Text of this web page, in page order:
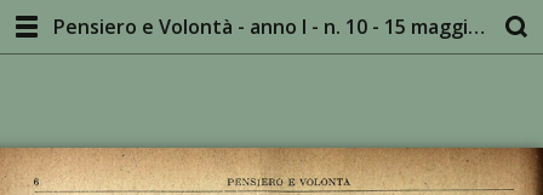
Pensiero e Volontà - anno I - n. 10 - 15 maggio 1924